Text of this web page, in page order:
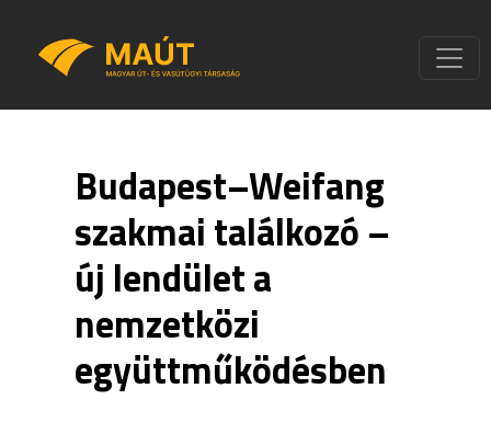
Budapest–Weifang
szakmai találkozó –
új lendület a
nemzetközi
együttműködésben